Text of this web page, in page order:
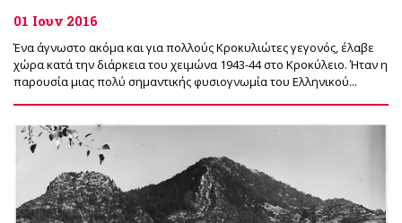
01 Ιουν 2016
Ένα άγνωστο ακόμα και για πολλούς Κροκυλιώτες γεγονός, έλαβε
χώρα κατά την διάρκεια του χειμώνα 1943-44 στο Κροκύλειο. Ήταν η
παρουσία μιας πολύ σημαντικής φυσιογνωμία του Ελληνικού...